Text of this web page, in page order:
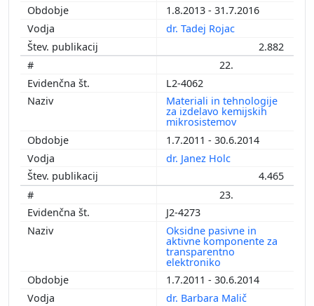
1.8.2013 - 31.7.2016
dr. Tadej Rojac
2.882
22.
L2-4062
Materiali in tehnologije
za izdelavo kemijskih
mikrosistemov
1.7.2011 - 30.6.2014
dr. Janez Holc
4.465
23.
J2-4273
Oksidne pasivne in
aktivne komponente za
transparentno
elektroniko
1.7.2011 - 30.6.2014
dr. Barbara Malič